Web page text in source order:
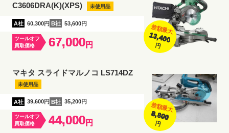
C3606DRA(K)(XPS)
未使用品
A社 60,300円 B社 53,600円
ツールオフ
買取価格
67,000円
差額最大
13,400
円
マキタ スライドマルノコ LS714DZ
未使用品
A社 39,600円 B社 35,200円
ツールオフ
買取価格
44,000円
差額最大
8,800
円